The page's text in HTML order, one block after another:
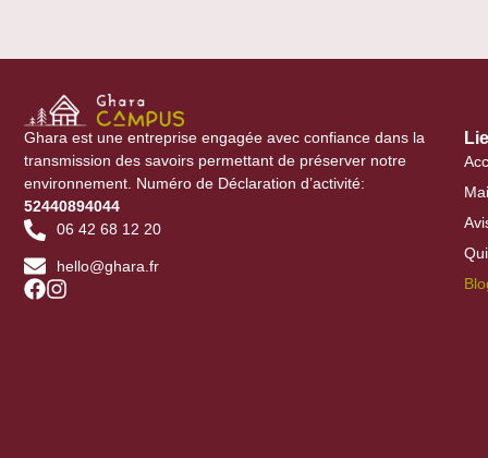
Ghara est une entreprise engagée avec confiance dans la
transmission des savoirs permettant de préserver notre
environnement. Numéro de Déclaration d’activité:
52440894044
06 42 68 12 20
hello@ghara.fr